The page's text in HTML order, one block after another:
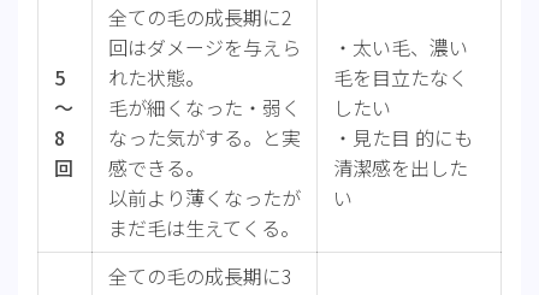
5
～
8
回
全ての毛の成長期に2
回はダメージを与えら
れた状態。
毛が細くなった・弱く
なった気がする。と実
感できる。
以前より薄くなったが
まだ毛は生えてくる。
・太い毛、濃い
毛を目立たなく
したい
・見た目 的にも
清潔感を出した
い
全ての毛の成長期に3